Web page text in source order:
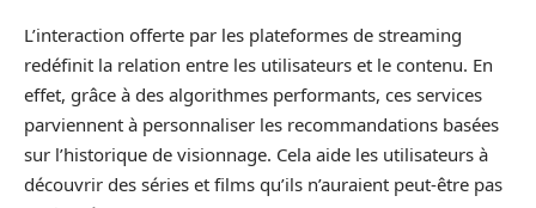
L’interaction offerte par les plateformes de streaming
redéfinit la relation entre les utilisateurs et le contenu. En
effet, grâce à des algorithmes performants, ces services
parviennent à personnaliser les recommandations basées
sur l’historique de visionnage. Cela aide les utilisateurs à
découvrir des séries et films qu’ils n’auraient peut-être pas